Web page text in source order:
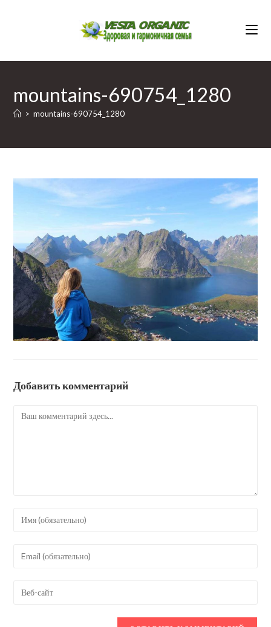
mountains-690754_1280
> mountains-690754_1280
Добавить комментарий
Комментарий
Введите
или
пользователя,
Введите
адрес,
Введите